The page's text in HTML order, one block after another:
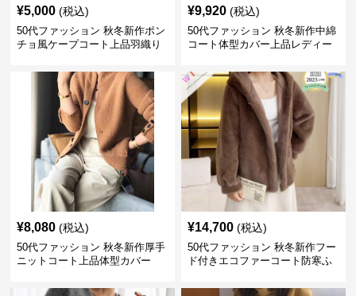
¥5,000 (税込)
50代ファッション 秋冬新作ポン
チョ風ケープコート上品羽織り
¥9,920 (税込)
50代ファッション 秋冬新作中綿
コート体型カバー上品レディー
¥8,080 (税込)
50代ファッション 秋冬新作厚手
ニットコート上品体型カバー
¥14,700 (税込)
50代ファッション 秋冬新作フー
ド付きエコファーコート防寒ふ